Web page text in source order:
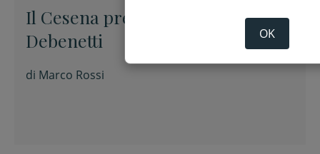
Il Cesena presenta Alessandro
Debenetti
di Marco Rossi
OK